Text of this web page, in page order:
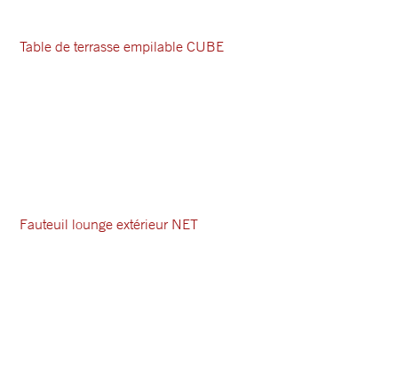
Table de terrasse empilable CUBE
Fauteuil lounge extérieur NET